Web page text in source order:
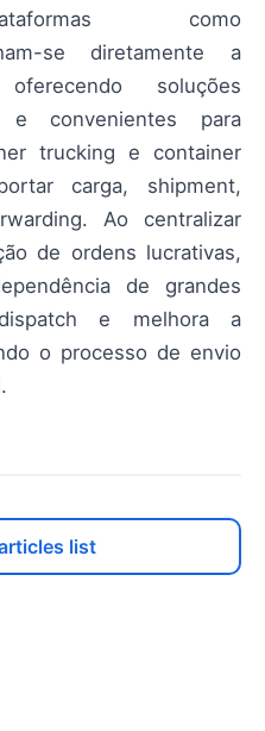
como
se diretamente a
soluções
e convenientes para
trucking e container
carga, shipment,
Ao centralizar
de ordens lucrativas,
de grandes
e melhora a
o processo de envio
list